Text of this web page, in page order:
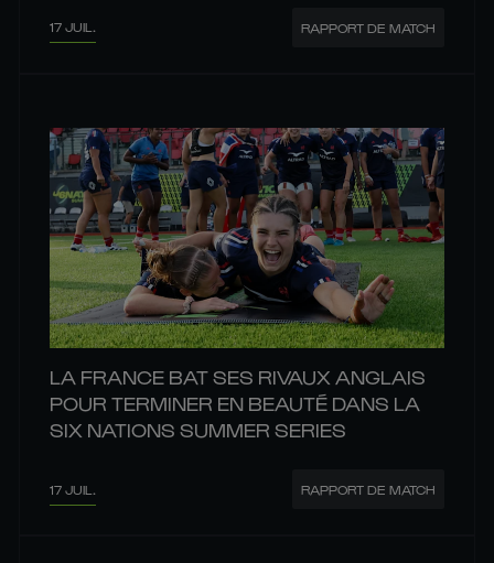
17 JUIL. RAPPORT DE MATCH
LA FRANCE BAT SES RIVAUX ANGLAIS
POUR TERMINER EN BEAUTÉ DANS LA
SIX NATIONS SUMMER SERIES
17 JUIL. RAPPORT DE MATCH